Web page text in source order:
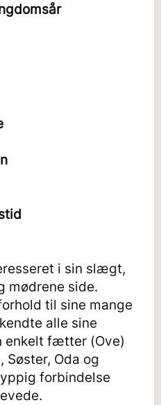
i sin slægt,
mødrene side.
til sine mange
alle sine
enkelt fætter (Ove)
Søster, Oda og
forbindelse